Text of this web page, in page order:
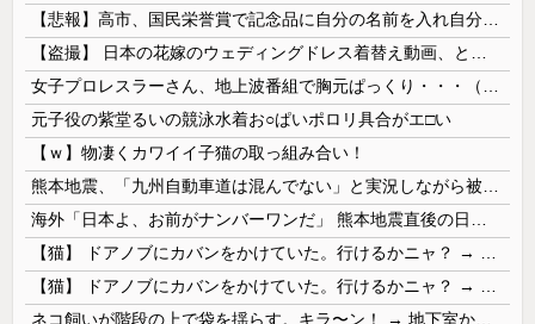
元子役の紫堂るいの競泳水着お○ぱいポロリ具合がエ□い
【ｗ】物凄くカワイイ子猫の取っ組み合い！